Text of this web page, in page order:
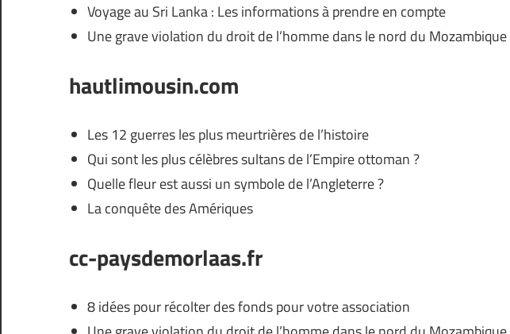
Voyage au Sri Lanka : Les informations à prendre en compte
Une grave violation du droit de l’homme dans le nord du Mozambique
hautlimousin.com
Les 12 guerres les plus meurtrières de l’histoire
Qui sont les plus célèbres sultans de l’Empire ottoman ?
Quelle fleur est aussi un symbole de l’Angleterre ?
La conquête des Amériques
cc-paysdemorlaas.fr
8 idées pour récolter des fonds pour votre association